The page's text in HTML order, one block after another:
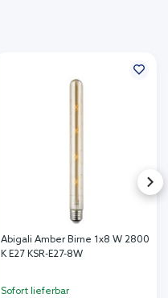
Abigali Amber Birne 1x8 W 2800
K E27 KSR-E27-8W
Sofort lieferbar